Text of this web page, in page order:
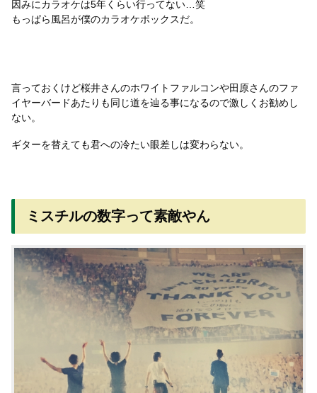
因みにカラオケは5年くらい行ってない…笑
もっぱら風呂が僕のカラオケボックスだ。
言っておくけど桜井さんのホワイトファルコンや田原さんのファ
イヤーバードあたりも同じ道を辿る事になるので激しくお勧めし
ない。
ギターを替えても君への冷たい眼差しは変わらない。
ミスチルの数字って素敵やん